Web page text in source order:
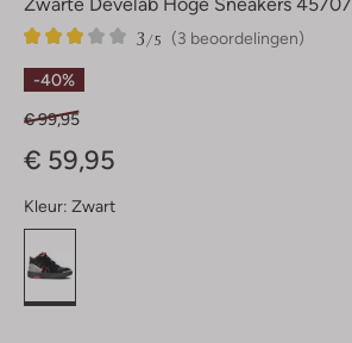
(3 beoordelingen)
3/5
3
3
Sterren
-40%
€ 99,95
€ 59,95
Kleur: Zwart